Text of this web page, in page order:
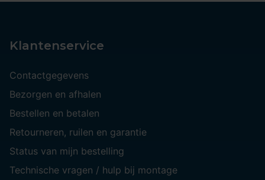
Klantenservice
Contactgegevens
Bezorgen en afhalen
Bestellen en betalen
Retourneren, ruilen en garantie
Status van mijn bestelling
Technische vragen / hulp bij montage